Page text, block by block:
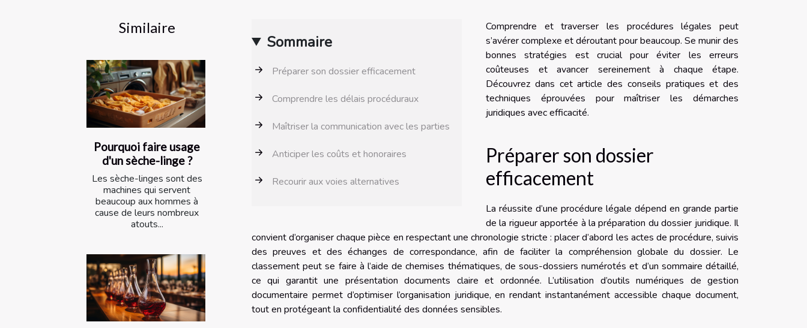
Similaire
Pourquoi faire usage
d'un sèche-linge ?
Les sèche-linges sont des
machines qui servent
beaucoup aux hommes à
cause de leurs nombreux
atouts...
Sommaire
Préparer son dossier efficacement
Comprendre les délais procéduraux
Maîtriser la communication avec les parties
Anticiper les coûts et honoraires
Recourir aux voies alternatives
Comprendre et traverser les procédures légales peut
s’avérer complexe et déroutant pour beaucoup. Se munir des
bonnes stratégies est crucial pour éviter les erreurs
coûteuses et avancer sereinement à chaque étape.
Découvrez dans cet article des conseils pratiques et des
techniques éprouvées pour maîtriser les démarches
juridiques avec efficacité.
Préparer son dossier
efficacement
La réussite d’une procédure légale dépend en grande partie
de la rigueur apportée à la préparation du dossier juridique. Il
convient d’organiser chaque pièce en respectant une chronologie stricte : placer d’abord les actes de procédure, suivis
des preuves et des échanges de correspondance, afin de faciliter la compréhension globale du dossier. Le
classement peut se faire à l’aide de chemises thématiques, de sous-dossiers numérotés et d’un sommaire détaillé,
ce qui garantit une présentation documents claire et ordonnée. L’utilisation d’outils numériques de gestion
documentaire permet d’optimiser l’organisation juridique, en rendant instantanément accessible chaque document,
tout en protégeant la confidentialité des données sensibles.